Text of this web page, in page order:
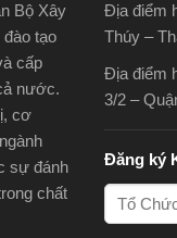
Bộ Xây
tạo
cấp
nước.
cơ
sự đánh
chất
Địa điểm
Thúy –
Địa điểm
3/2 –
Đăng ký